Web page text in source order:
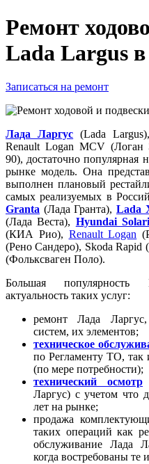
Ремонт
Lada Largus
Записаться на ремонт
Лада Ларгус (Lada
Renault Logan MCV
90), достаточно популярная
рынке модель. Она
выполнен плановый
самых реализуемых в
Granta (Лада Гранта), Lada
(Лада Веста), Hyundai
(КИА Рио), Renault Logan
(Рено Сандеро), Skoda
(Фольксваген Поло).
Большая популярность
актуальность таких услуг:
ремонт Лада Ларгус,
систем, их элементов;
техническое
по Регламенту ТО, так
(по мере потребности);
технический осмотр
Ларгус) с учетом что
лет на рынке;
продажа
таких операций как
обслуживание Лада
когда востребованы те